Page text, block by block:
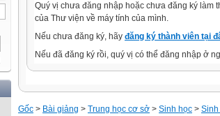
Quý vị chưa đăng nhập hoặc chưa đăng ký làm
của Thư viện về máy tính của mình.
Nếu chưa đăng ký, hãy đăng ký thành viên tại
Nếu đã đăng ký rồi, quý vị có thể đăng nhập ở
Gốc > Bài giảng > Trung học cơ sở > Sinh học > Sinh